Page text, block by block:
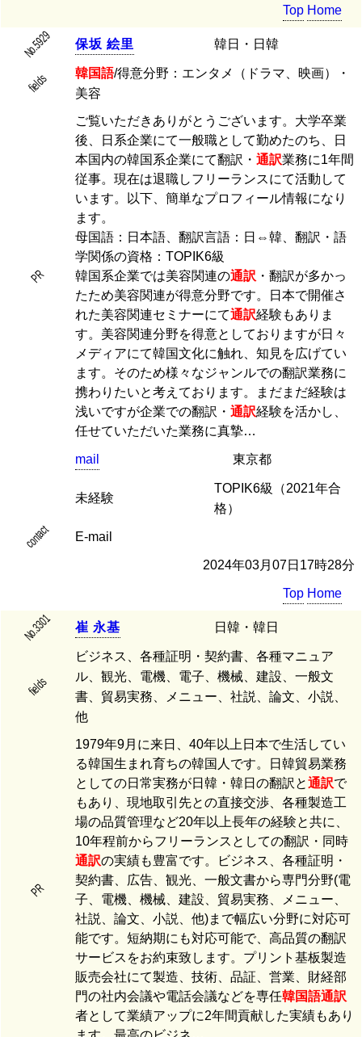
Top Home
No.5929 保坂 絵里 韓日・日韓
fields 韓国語/得意分野：エンタメ（ドラマ、映画）・
美容
PR
ご覧いただきありがとうございます。大学卒業
後、日系企業にて一般職として勤めたのち、日
本国内の韓国系企業にて翻訳・ 通訳業務に1年間
従事。現在は退職しフリーランスにて活動して
います。以下、簡単なプロフィール情報になり
ます。
母国語：日本語、翻訳言語：日⇔韓、翻訳・語
学関係の資格：TOPIK6級
韓国系企業では美容関連の通訳 ・翻訳が多かっ
たため美容関連が得意分野です。日本で開催さ
れた美容関連セミナーにて通訳経験もありま
す。美容関連分野を得意としておりますが日々
メディアにて韓国文化に触れ、知見を広げてい
ます。そのため様々なジャンルでの翻訳業務に
携わりたいと考えております。まだまだ経験は
浅いですが企業での翻訳・ 通訳経験を活かし、
任せていただいた業務に真摯…
mail 東京都
未経験
TOPIK6級（2021年合
格）
contact E-mail
2024年03月07日17時28分
Top Home
No.3301 崔 永基 日韓・韓日
fields
ビジネス、各種証明・契約書、各種マニュア
ル、観光、電機、電子、機械、建設、一般文
書、貿易実務、メニュー、社説、論文、小説、
他
PR
1979年9月に来日、40年以上日本で生活してい
る韓国生まれ育ちの韓国人です。日韓貿易業務
としての日常実務が日韓・韓日の翻訳と通訳で
もあり、現地取引先との直接交渉、各種製造工
場の品質管理など20年以上長年の経験と共に、
10年程前からフリーランスとしての翻訳・同時
通訳の実績も豊富です。ビジネス、各種証明・
契約書、広告、観光、一般文書から専門分野(電
子、電機、機械、建設、貿易実務、メニュー、
社説、論文、小説、他)まで幅広い分野に対応可
能です。短納期にも対応可能で、高品質の翻訳
サービスをお約束致します。プリント基板製造
販売会社にて製造、技術、品証、営業、財経部
門の社内会議や電話会議などを専任韓国語通訳
者として業績アップに2年間貢献した実績もあり